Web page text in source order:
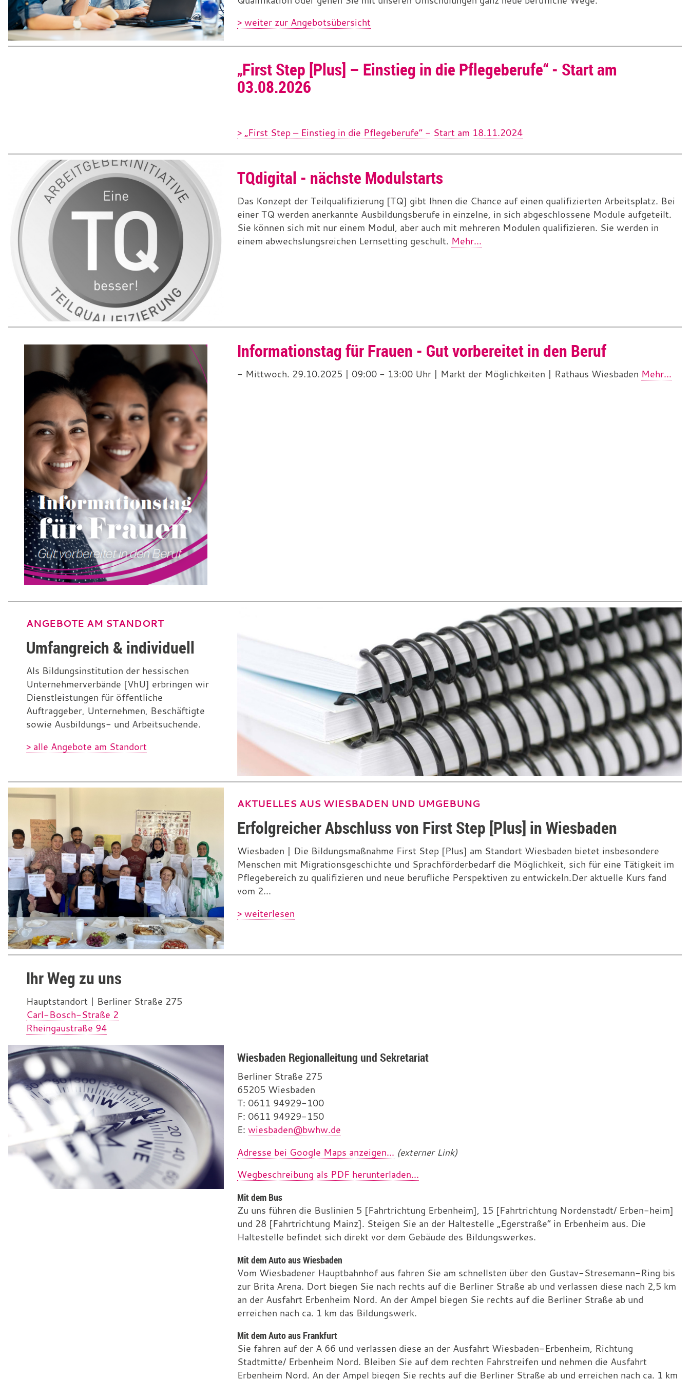
> weiter zur Angebotsübersicht
„First Step [Plus] – Einstieg in die Pflegeberufe“ - Start am
03.08.2026
> „First Step – Einstieg in die Pflegeberufe“ - Start am 18.11.2024
TQdigital - nächste Modulstarts
Das Konzept der Teilqualifizierung [TQ] gibt Ihnen die Chance auf einen qualifizierten Arbeitsplatz. Bei
einer TQ werden anerkannte Ausbildungsberufe in einzelne, in sich abgeschlossene Module aufgeteilt.
Sie können sich mit nur einem Modul, aber auch mit mehreren Modulen qualifizieren. Sie werden in
einem abwechslungsreichen Lernsetting geschult. Mehr...
Informationstag für Frauen - Gut vorbereitet in den Beruf
- Mittwoch. 29.10.2025 | 09:00 - 13:00 Uhr | Markt der Möglichkeiten | Rathaus Wiesbaden Mehr...
ANGEBOTE AM STANDORT
Umfangreich & individuell
Als Bildungsinstitution der hessischen
Unternehmerverbände [VhU] erbringen wir
Dienstleistungen für öffentliche
Auftraggeber, Unternehmen, Beschäftigte
sowie Ausbildungs- und Arbeitsuchende.
> alle Angebote am Standort
AKTUELLES AUS WIESBADEN UND UMGEBUNG
Erfolgreicher Abschluss von First Step [Plus] in Wiesbaden
Wiesbaden | Die Bildungsmaßnahme First Step [Plus] am Standort Wiesbaden bietet insbesondere
Menschen mit Migrationsgeschichte und Sprachförderbedarf die Möglichkeit, sich für eine Tätigkeit im
Pflegebereich zu qualifizieren und neue berufliche Perspektiven zu entwickeln.Der aktuelle Kurs fand
vom 2...
> weiterlesen
Ihr Weg zu uns
Hauptstandort | Berliner Straße 275
Carl-Bosch-Straße 2
Rheingaustraße 94
Wiesbaden Regionalleitung und Sekretariat
Berliner Straße 275
65205 Wiesbaden
Te
l
e
o
n
: 0611 94929-100
Fa
x
: 0611 94929-150
E-
a
i
l
:wiesbaden@bwhw.de
Adresse bei Google Maps anzeigen... (externer Link)
Wegbeschreibung als PDF herunterladen...
Mit dem Bus
Zu uns führen die Buslinien 5 [Fahrtrichtung Erbenheim], 15 [Fahrtrichtung Nordenstadt/ Erben-heim]
und 28 [Fahrtrichtung Mainz]. Steigen Sie an der Haltestelle „Egerstraße“ in Erbenheim aus. Die
Haltestelle befindet sich direkt vor dem Gebäude des Bildungswerkes.
Mit dem Auto aus Wiesbaden
Vom Wiesbadener Hauptbahnhof aus fahren Sie am schnellsten über den Gustav-Stresemann-Ring bis
zur Brita Arena. Dort biegen Sie nach rechts auf die Berliner Straße ab und verlassen diese nach 2,5 km
an der Ausfahrt Erbenheim Nord. An der Ampel biegen Sie rechts auf die Berliner Straße ab und
erreichen nach ca. 1 km das Bildungswerk.
Mit dem Auto aus Frankfurt
Sie fahren auf der A 66 und verlassen diese an der Ausfahrt Wiesbaden-Erbenheim, Richtung
Stadtmitte/ Erbenheim Nord. Bleiben Sie auf dem rechten Fahrstreifen und nehmen die Ausfahrt
Erbenheim Nord. An der Ampel biegen Sie rechts auf die Berliner Straße ab und erreichen nach ca. 1 km